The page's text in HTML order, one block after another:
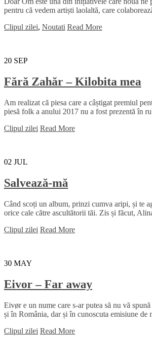
pentru că vedem artiști laolaltă, care
Clipul zilei, Noutati Read More
20 SEP
Fără Zahăr – Kilobita mea
Am realizat că piesa care a câștigat premiul
piesă folk a anului 2017 nu a fost prezentă în
Clipul zilei Read More
02 JUL
Salvează-mă
Când scoți un album, prinzi cumva aripi, și te
orice cale către ascultătorii tăi. Zis și făcut,
Clipul zilei Read More
30 MAY
Eivor – Far away
Eivør e un nume care s-ar putea să nu vă
și în România, dar și în cunoscuta emisiune de
Clipul zilei Read More